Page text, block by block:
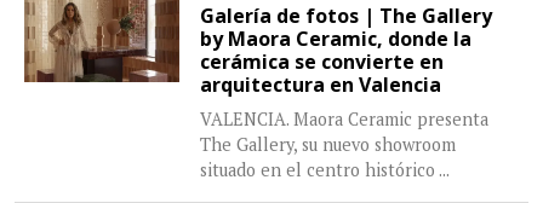
Galería de fotos | The Gallery
by Maora Ceramic, donde la
cerámica se convierte en
arquitectura en Valencia
VALENCIA. Maora Ceramic presenta
The Gallery, su nuevo showroom
situado en el centro histórico ...